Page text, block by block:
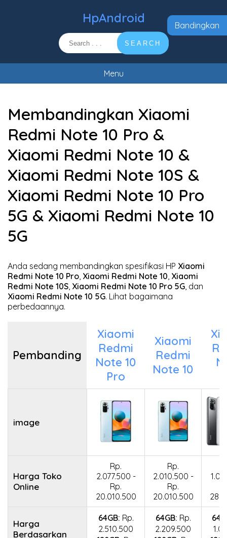
HpAndroid
SEARCH
Menu
Membandingkan Xiaomi
Redmi Note 10 Pro &
Xiaomi Redmi Note 10 &
Xiaomi Redmi Note 10S &
Xiaomi Redmi Note 10 Pro
5G & Xiaomi Redmi Note 10
5G
Anda sedang membandingkan spesifikasi HP Xiaomi
Redmi Note 10 Pro, Xiaomi Redmi Note 10, Xiaomi
Redmi Note 10S, Xiaomi Redmi Note 10 Pro 5G, dan
Xiaomi Redmi Note 10 5G. Lihat bagaimana
perbedaannya.
Pembanding
Xiaomi
Redmi
Note 10
Pro
Xiaomi
Redmi
Note 10
image
Harga Toko
Online
Rp.
2.077.500 -
Rp.
20.010.500
Rp.
2.010.500 -
Rp.
20.010.500
Harga
Berdasarkan
64GB: Rp.
2.510.500
64GB: Rp.
2.209.500
Bandingkan